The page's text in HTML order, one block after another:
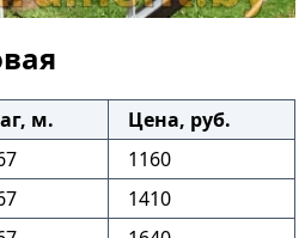
м.
Цена, руб.
1160
1410